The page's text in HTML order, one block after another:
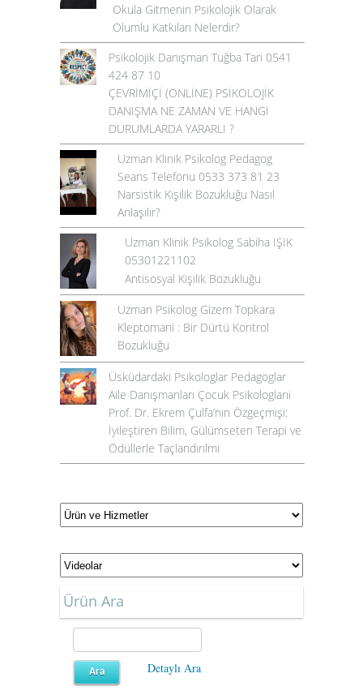
Okula Gitmenin Psikolojik Olarak
Olumlu Katkıları Nelerdir?
Psikolojik Danışman Tuğba Tari 0541
424 87 10
ÇEVRİMİÇİ (ONLİNE) PSİKOLOJİK
DANIŞMA NE ZAMAN VE HANGİ
DURUMLARDA YARARLI ?
Uzman Klinik Psikolog Pedagog
Seans Telefonu 0533 373 81 23
Narsistik Kişilik Bozukluğu Nasıl
Anlaşılır?
Uzman Klinik Psikolog Sabiha IŞIK
05301221102
Antisosyal Kişilik Bozukluğu
Uzman Psikolog Gizem Topkara
Kleptomani : Bir Dürtü Kontrol
Bozukluğu
Üsküdardaki Psikologlar Pedagoglar
Aile Danışmanları Çocuk Psikologlarıi
Prof. Dr. Ekrem Çulfa’nın Özgeçmişi:
İyileştiren Bilim, Gülümseten Terapi ve
Ödüllerle Taçlandırılmı
Ürün Ara
Detaylı Ara